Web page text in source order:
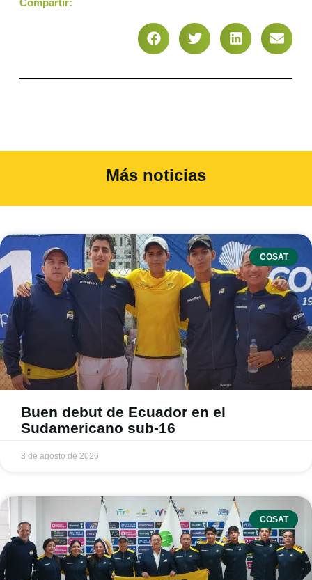
Compartir:
Más noticias
COSAT
Buen debut de Ecuador en el
Sudamericano sub-16
3 de agosto de 2026
COSAT